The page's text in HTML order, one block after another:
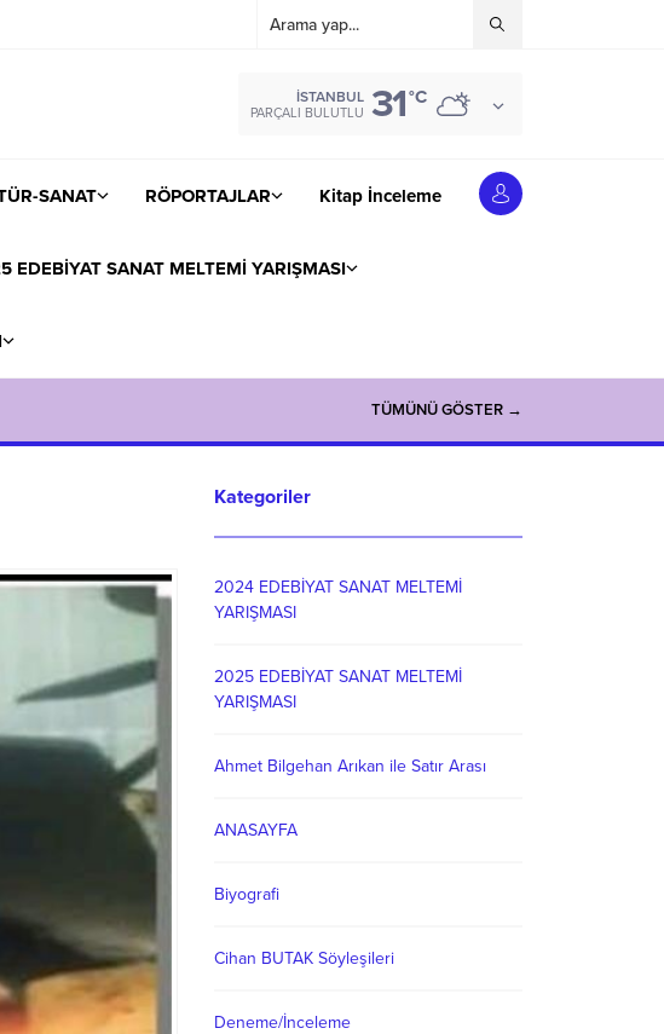
İSTANBUL
PARÇALI BULUTLU 31°C
SANAT RÖPORTAJLAR Kitap İnceleme
EDEBİYAT SANAT MELTEMİ YARIŞMASI
TÜMÜNÜ GÖSTER →
Kategoriler
2024 EDEBİYAT SANAT MELTEMİ
YARIŞMASI
2025 EDEBİYAT SANAT MELTEMİ
YARIŞMASI
Ahmet Bilgehan Arıkan ile Satır Arası
ANASAYFA
Biyografi
Cihan BUTAK Söyleşileri
Deneme/İnceleme